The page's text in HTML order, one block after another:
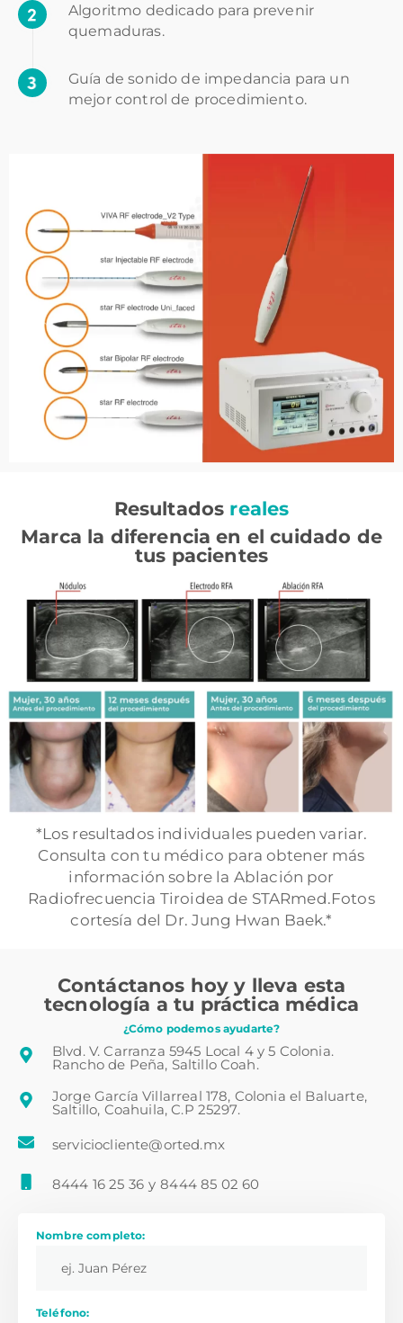
Algoritmo dedicado para prevenir
quemaduras.
Guía de sonido de impedancia para un
mejor control de procedimiento.
Resultados reales
Marca la diferencia en el cuidado de
tus pacientes
*Los resultados individuales pueden variar.
Consulta con tu médico para obtener más
información sobre la Ablación por
Radiofrecuencia Tiroidea de STARmed.Fotos
cortesía del Dr. Jung Hwan Baek.*
Contáctanos hoy y lleva esta
tecnología a tu práctica médica
¿Cómo podemos ayudarte?
Blvd. V. Carranza 5945 Local 4 y 5 Colonia.
Rancho de Peña, Saltillo Coah.
Jorge García Villarreal 178, Colonia el Baluarte,
Saltillo, Coahuila, C.P 25297.
serviciocliente@orted.mx
8444 16 25 36 y 8444 85 02 60
Nombre completo:
Teléfono: